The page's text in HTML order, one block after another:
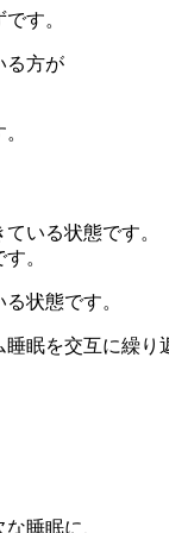
す。
る方が
いる状態です。
。
状態です。
眠を交互に繰り
睡眠に、